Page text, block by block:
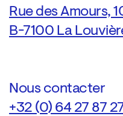
Rue des Amours,
B-7100 La
Nous contacter
+32 (0) 64 27 87